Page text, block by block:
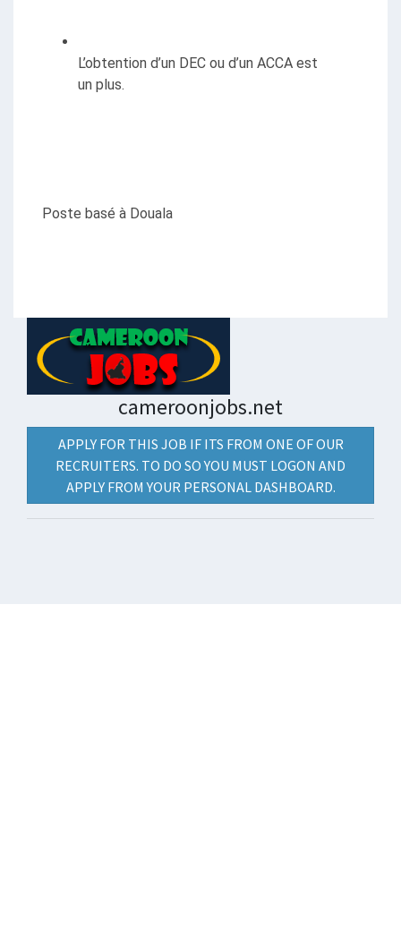
L’obtention d’un DEC ou d’un ACCA est
un plus.
Poste basé à Douala
cameroonjobs.net
APPLY FOR THIS JOB IF ITS FROM ONE OF OUR
RECRUITERS. TO DO SO YOU MUST LOGON AND
APPLY FROM YOUR PERSONAL DASHBOARD.